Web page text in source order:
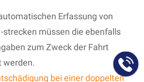
Erfassung von
strecken müssen die ebenfalls
zum Zweck der Fahrt
werden.
bei einer doppelten